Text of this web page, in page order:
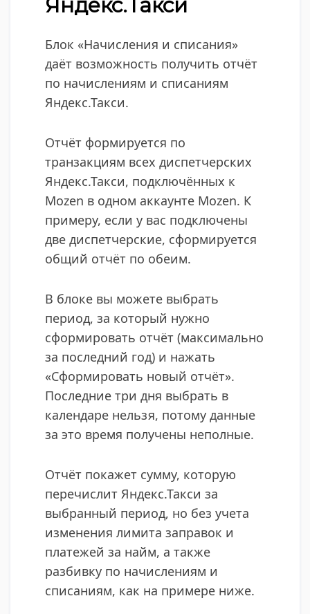
Блок «Начисления и списания»
даёт возможность получить отчёт
по начислениям и списаниям
Яндекс.Такси.
Отчёт формируется по
транзакциям всех диспетчерских
Яндекс.Такси, подключённых к
Mozen в одном аккаунте Mozen. К
примеру, если у вас подключены
две диспетчерские, сформируется
общий отчёт по обеим.
В блоке вы можете выбрать
период, за который нужно
сформировать отчёт (максимально
за последний год) и нажать
«Сформировать новый отчёт».
Последние три дня выбрать в
календаре нельзя, потому данные
за это время получены неполные.
Отчёт покажет сумму, которую
перечислит Яндекс.Такси за
выбранный период, но без учета
изменения лимита заправок и
платежей за найм, а также
разбивку по начислениям и
списаниям, как на примере ниже.